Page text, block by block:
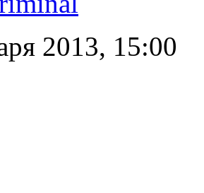
2013, 15:00